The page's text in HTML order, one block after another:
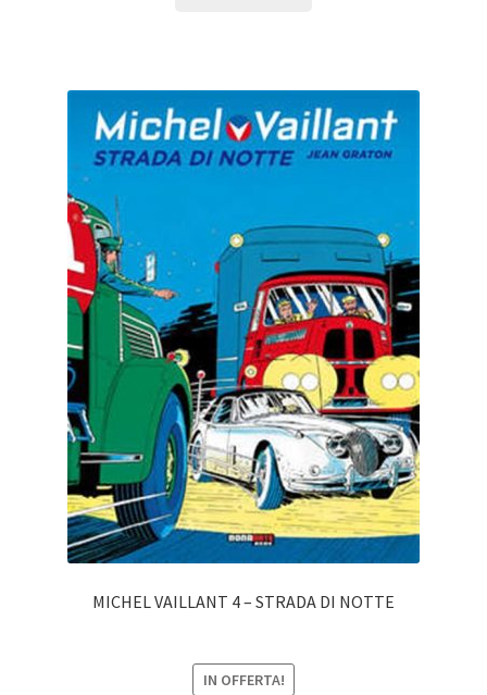
MICHEL VAILLANT 4 – STRADA DI NOTTE
IN OFFERTA!